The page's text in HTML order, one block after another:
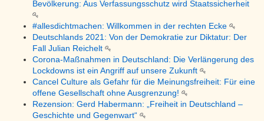
Bevölkerung: Aus Verfassungsschutz wird Staatssicherheit
#allesdichtmachen: Willkommen in der rechten Ecke
Deutschlands 2021: Von der Demokratie zur Diktatur: Der
Fall Julian Reichelt
Corona-Maßnahmen in Deutschland: Die Verlängerung des
Lockdowns ist ein Angriff auf unsere Zukunft
Cancel Culture als Gefahr für die Meinungsfreiheit: Für eine
offene Gesellschaft ohne Ausgrenzung!
Rezension: Gerd Habermann: „Freiheit in Deutschland –
Geschichte und Gegenwart“